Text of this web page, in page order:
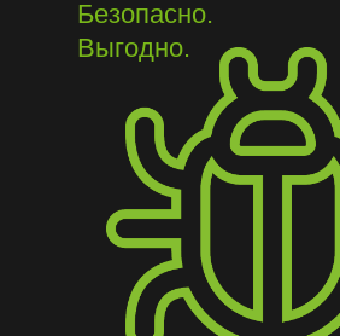
Безопасно.
Выгодно.